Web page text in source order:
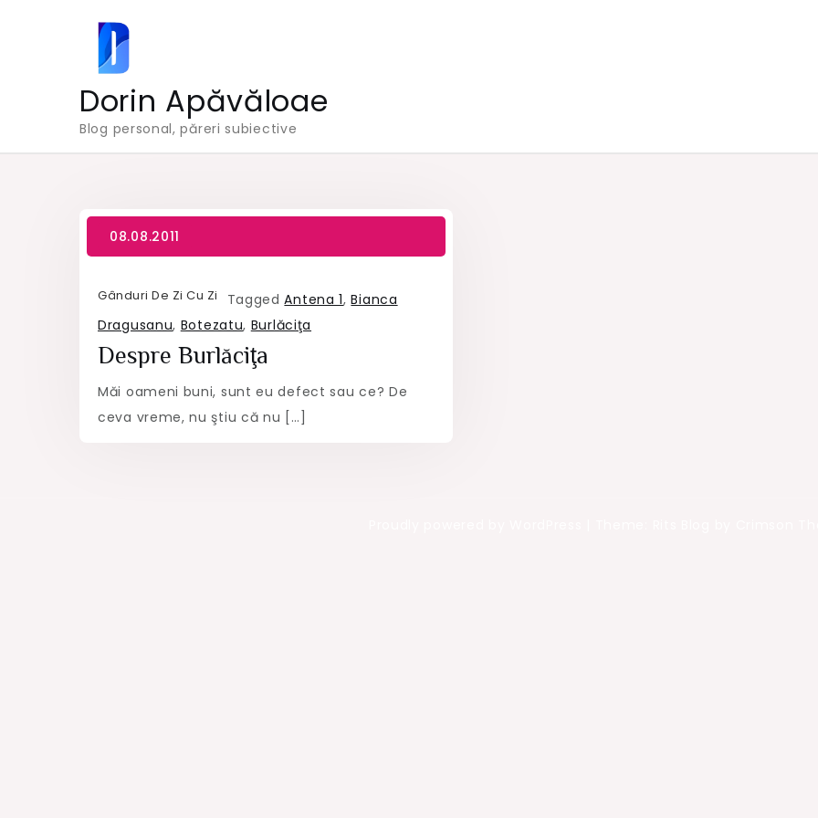
Dorin Apăvăloae
Blog personal, păreri subiective
Gânduri De Zi Cu Zi TaggedAntena 1,Bianca
Dragusanu, Botezatu, Burlăciţa
Despre Burlăciţa
Măi oameni buni, sunt eu defect sau ce? De
ceva vreme, nu ştiu că nu […]